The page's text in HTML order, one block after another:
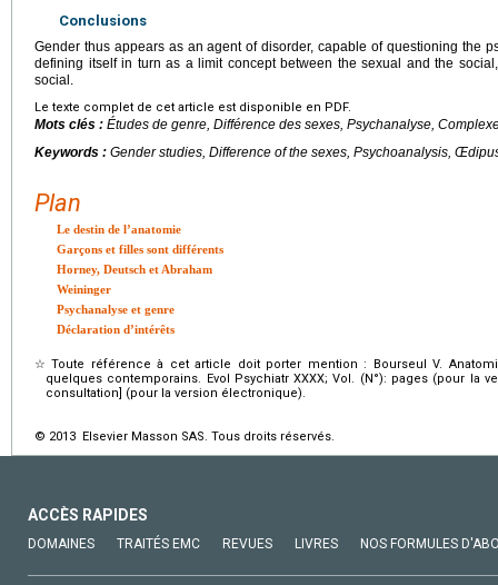
Conclusions
Gender thus appears as an agent of disorder, capable of questioning the
defining itself in turn as a limit concept between the sexual and the
social.
Le texte complet de cet article est disponible en PDF.
Mots clés : Études de genre, Différence des sexes, Psychanalyse,
Keywords : Gender studies, Difference of the sexes, Psychoanalysis,
Plan
Le destin de l’anatomie
Garçons et filles sont différents
Horney, Deutsch et Abraham
Weininger
Psychanalyse et genre
Déclaration d’intérêts
☆ Toute référence à cet article doit porter mention : Bourseul V.
quelques contemporains. Evol Psychiatr XXXX; Vol. (N°): pages (pour la
consultation] (pour la version électronique).
© 2013 Elsevier Masson SAS. Tous droits réservés.
ACCÈS RAPIDES
DOMAINES TRAITÉS EMC REVUES LIVRES NOS FORMULES